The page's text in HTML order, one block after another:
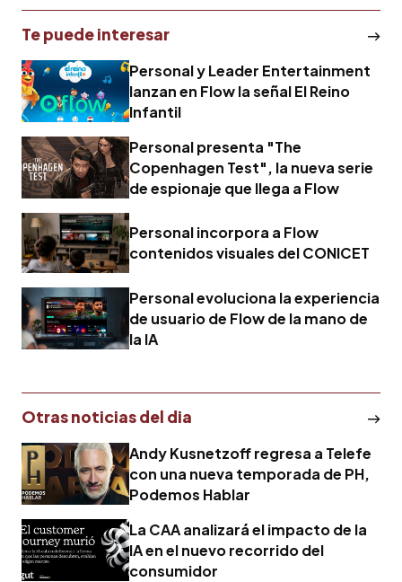
Te puede interesar
Personal y Leader Entertainment
lanzan en Flow la señal El Reino
Infantil
Personal presenta "The
Copenhagen Test", la nueva serie
de espionaje que llega a Flow
Personal incorpora a Flow
contenidos visuales del CONICET
Personal evoluciona la experiencia
de usuario de Flow de la mano de
la IA
Otras noticias del dia
Andy Kusnetzoff regresa a Telefe
con una nueva temporada de PH,
Podemos Hablar
La CAA analizará el impacto de la
IA en el nuevo recorrido del
consumidor